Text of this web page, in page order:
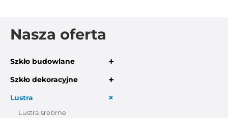
Nasza oferta
Szkło budowlane +
Szkło dekoracyjne +
Lustra +
Lustra srebrne